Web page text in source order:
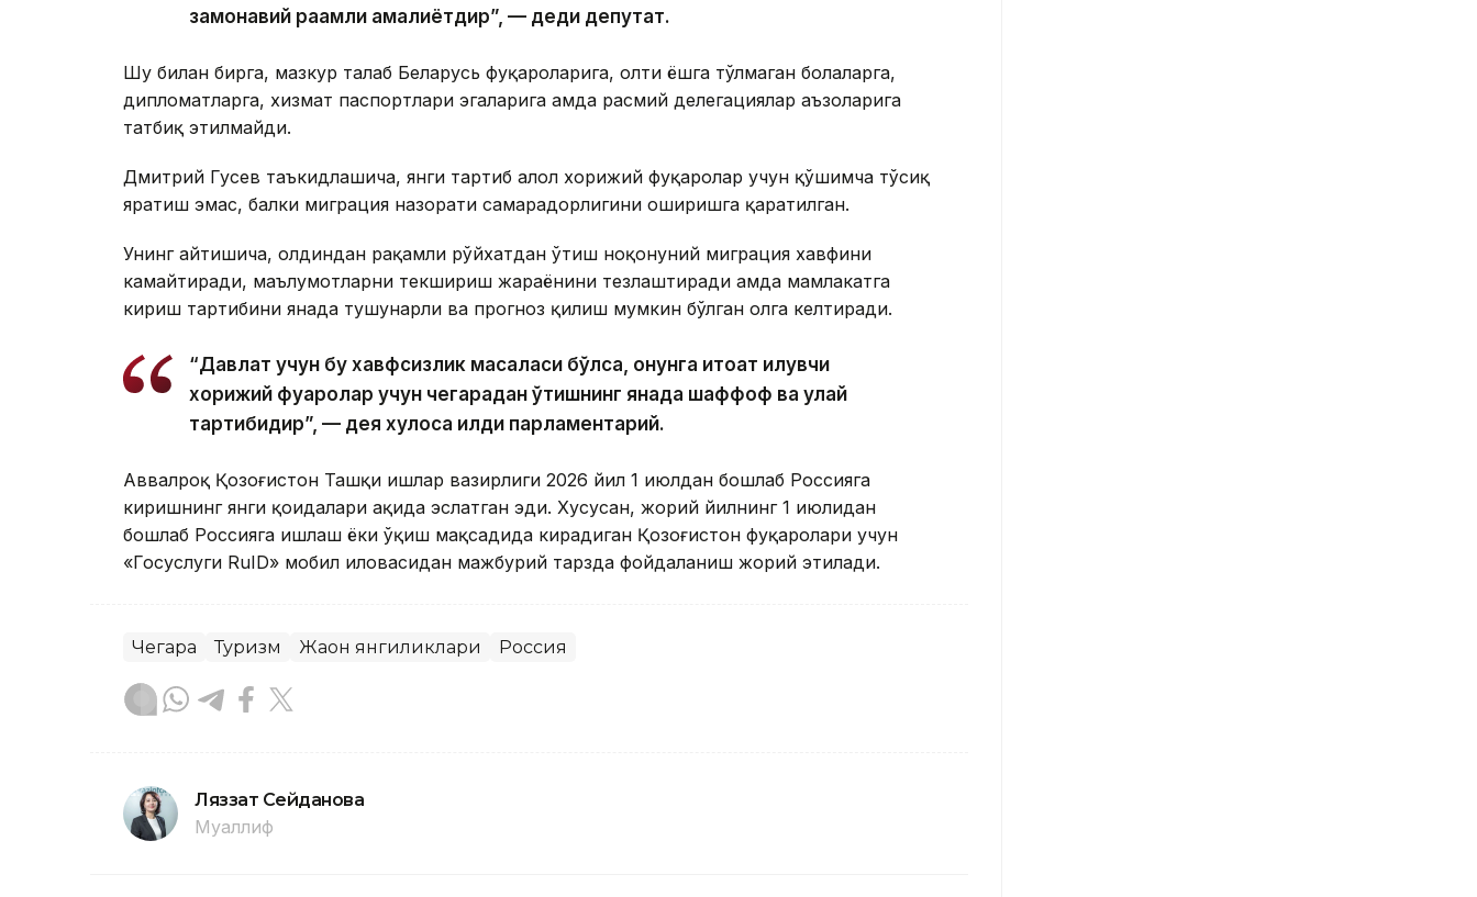
замонавий рақамли амалиётдир”, — деди депутат.
Шу билан бирга, мазкур талаб Беларусь фуқароларига, олти ёшга тўлмаган болаларга,
дипломатларга, хизмат паспортлари эгаларига ҳамда расмий делегациялар аъзоларига
татбиқ этилмайди.
Дмитрий Гусев таъкидлашича, янги тартиб ҳалол хорижий фуқаролар учун қўшимча тўсиқ
яратиш эмас, балки миграция назорати самарадорлигини оширишга қаратилган.
Унинг айтишича, олдиндан рақамли рўйхатдан ўтиш ноқонуний миграция хавфини
камайтиради, маълумотларни текшириш жараёнини тезлаштиради ҳамда мамлакатга
кириш тартибини янада тушунарли ва прогноз қилиш мумкин бўлган ҳолга келтиради.
“Давлат учун бу хавфсизлик масаласи бўлса, қонунга итоат қилувчи
хорижий фуқаролар учун чегарадан ўтишнинг янада шаффоф ва қулай
тартибидир”, — дея хулоса қилди парламентарий.
Аввалроқ Қозоғистон Ташқи ишлар вазирлиги 2026 йил 1 июлдан бошлаб Россияга
киришнинг янги қоидалари ҳақида эслатган эди. Хусусан, жорий йилнинг 1 июлидан
бошлаб Россияга ишлаш ёки ўқиш мақсадида кирадиган Қозоғистон фуқаролари учун
«Госуслуги RuID» мобил иловасидан мажбурий тарзда фойдаланиш жорий этилади.
Чегара Туризм Жаҳон янгиликлари Россия
Ляззат Сейданова
Муаллиф